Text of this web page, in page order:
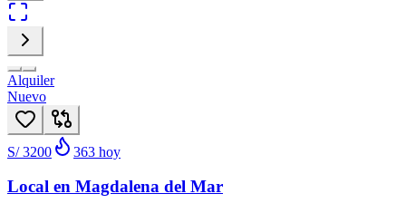
Alquiler
Nuevo
S/ 3200 363 hoy
Local en Magdalena del Mar